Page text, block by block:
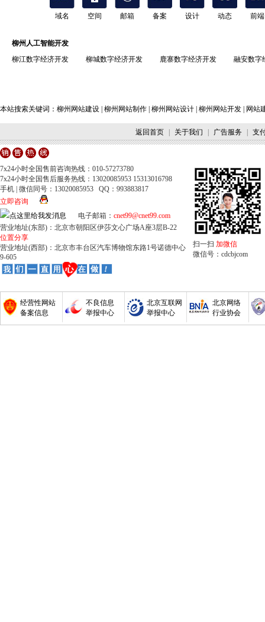
域名 空间 邮箱 备案 设计 动态 前端
柳州人工智能开发
柳江数字经济开发
柳城数字经济开发 鹿寨数字经济开发 融安数字
本站搜索关键词： 柳州网站建设 柳州网站制作 柳州网站设计 柳州网站开发 网站
返回首页 关于我们 广告服务 支
7x24小时全国售前咨询热线：010-57273780
7x24小时全国售后服务热线：13020085953 15313016798
手机 | 微信同号：13020085953 QQ：993883817
立即咨询
电子邮箱： cnet99@cnet99.com
营业地址(东部)：北京市朝阳区伊莎文心广场A座3层B-22
位置分享
营业地址(西部)：北京市丰台区汽车博物馆东路1号诺德中心
9-605
扫一扫 加微信
微信号：cdcbjcom
经营性网站
备案信息
不良信息
举报中心
北京互联网
举报中心
北京网络
行业协会